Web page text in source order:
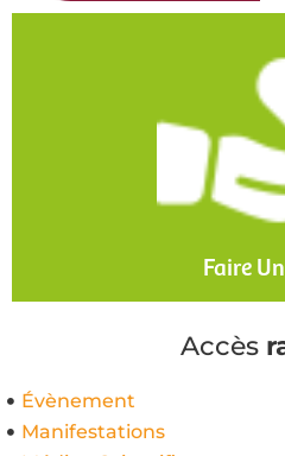
Faire
Accès
Évènement
Manifestations